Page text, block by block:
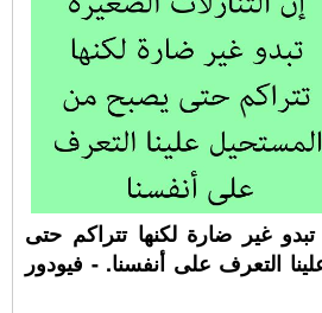
تبدو غير ضارة لكنها تتراكم حتى
التعرف على أنفسنا. - فيودور